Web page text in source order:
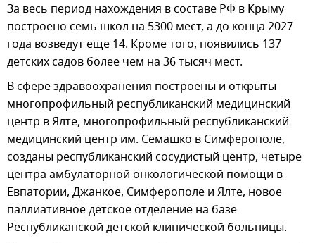
За весь период нахождения в составе РФ в Крыму
построено семь школ на 5300 мест, а до конца 2027
года возведут еще 14. Кроме того, появились 137
детских садов более чем на 36 тысяч мест.
В сфере здравоохранения построены и открыты
многопрофильный республиканский медицинский
центр в Ялте, многопрофильный республиканский
медицинский центр им. Семашко в Симферополе,
созданы республиканский сосудистый центр, четыре
центра амбулаторной онкологической помощи в
Евпатории, Джанкое, Симферополе и Ялте, новое
паллиативное детское отделение на базе
Республиканской детской клинической больницы.